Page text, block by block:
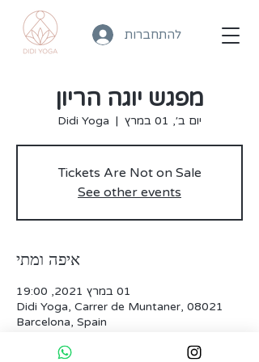
להתחברות
מפגש יוגה הריון
יום ב׳, 01 במרץ
  |
Didi Yoga
Tickets Are Not on Sale
See other events
איפה ומתי
01 במרץ 2021, 19:00
Didi Yoga, Carrer de Muntaner, 08021
Barcelona, Spain